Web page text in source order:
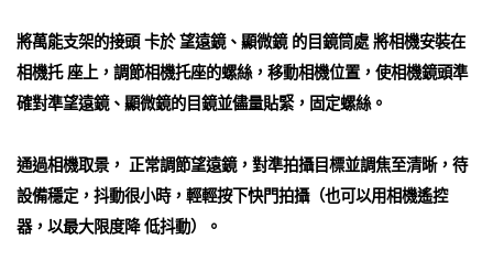
將萬能支架的接頭 卡於 望遠鏡、顯微鏡 的目鏡筒處 將相機安裝在
相機托 座上，調節相機托座的螺絲，移動相機位置，使相機鏡頭準
確對準望遠鏡、顯微鏡的目鏡並儘量貼緊，固定螺絲。
通過相機取景， 正常調節望遠鏡，對準拍攝目標並調焦至清晰，待
設備穩定，抖動很小時，輕輕按下快門拍攝（也可以用相機遙控
器，以最大限度降 低抖動）。